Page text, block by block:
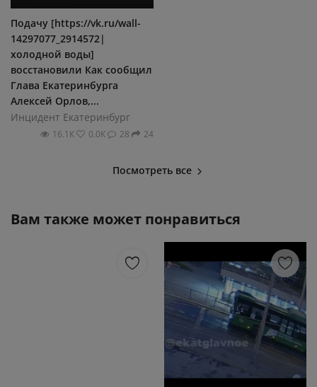
Подачу [https://vk.ru/wall-
14297077_2914572|
холодной воды]
восстановили Как сообщил
Глава Екатеринбурга
Алексей Орлов,...
Инцидент Екатеринбург
16.1К 0.0К 28 24
Посмотреть все
Вам также может понравиться